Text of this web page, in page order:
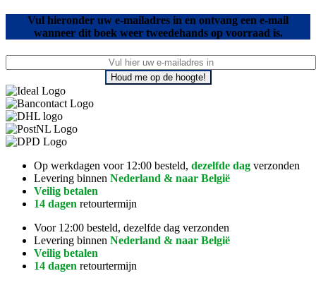
Vul hieronder uw e-mailadres in en ontvang een e-mail
wanneer dit boek weer tweedehands op voorraad is.
Houd me op de hoogte!
Op werkdagen voor 12:00 besteld, dezelfde dag verzonden
Levering binnen Nederland & naar België
Veilig betalen
14 dagen retourtermijn
Voor 12:00 besteld, dezelfde dag verzonden
Levering binnen Nederland & naar België
Veilig betalen
14 dagen retourtermijn